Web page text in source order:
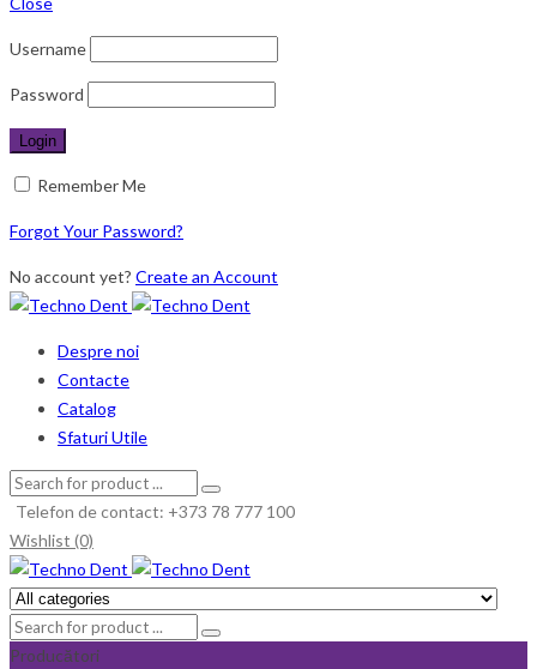
Username
Password
Remember Me
Forgot Your Password?
No account yet? Create an Account
Despre noi
Contacte
Catalog
Sfaturi Utile
Telefon de contact: +373 78 777 100
Wishlist (0)
Producători